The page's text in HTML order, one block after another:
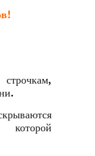
которой